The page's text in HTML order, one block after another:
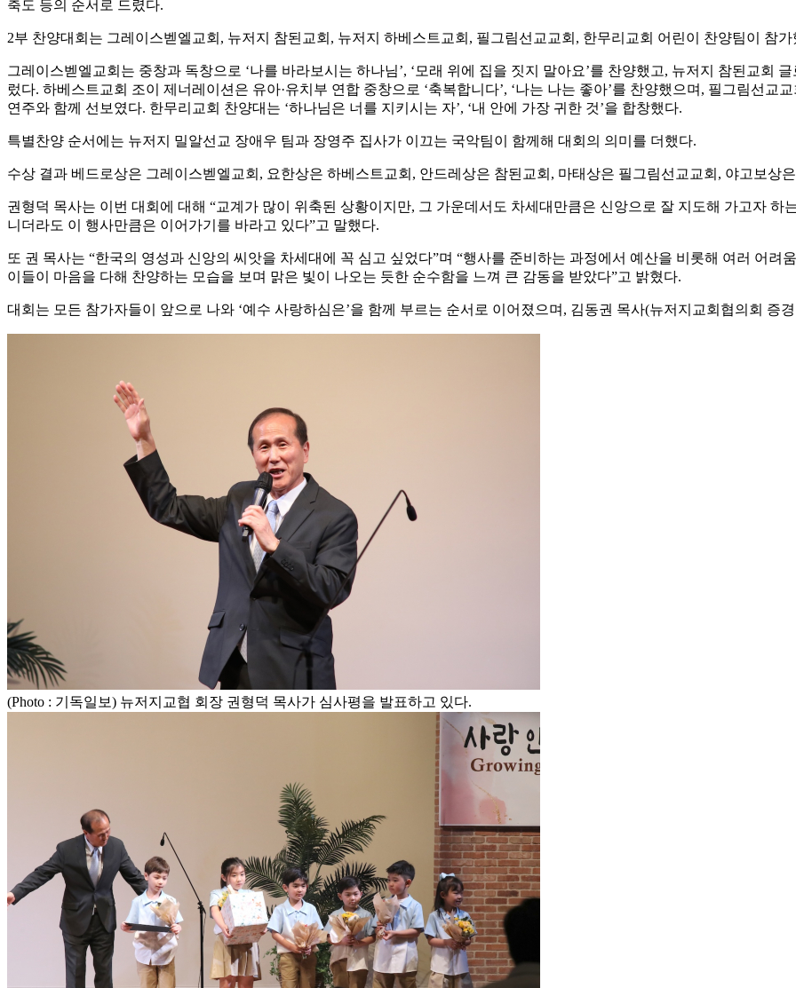
축도 등의 순서로 드렸다.
2부 찬양대회는 그레이스벧엘교회, 뉴저지 참된교회, 뉴저지 하베스트교회, 필그림선교교회, 한무리교회 어린이 찬양팀이 참가
그레이스벧엘교회는 중창과 독창으로 ‘나를 바라보시는 하나님’, ‘모래 위에 집을 짓지 말아요’를 찬양했고, 뉴저지 참된교회
렀다. 하베스트교회 조이 제너레이션은 유아·유치부 연합 중창으로 ‘축복합니다’, ‘나는 나는 좋아’를 찬양했으며, 필그림선교
연주와 함께 선보였다. 한무리교회 찬양대는 ‘하나님은 너를 지키시는 자’, ‘내 안에 가장 귀한 것’을 합창했다.
특별찬양 순서에는 뉴저지 밀알선교 장애우 팀과 장영주 집사가 이끄는 국악팀이 함께해 대회의 의미를 더했다.
수상 결과 베드로상은 그레이스벧엘교회, 요한상은 하베스트교회, 안드레상은 참된교회, 마태상은 필그림선교교회, 야고보상
권형덕 목사는 이번 대회에 대해 “교계가 많이 위축된 상황이지만, 그 가운데서도 차세대만큼은 신앙으로 잘 지도해 가고자 하
니더라도 이 행사만큼은 이어가기를 바라고 있다”고 말했다.
또 권 목사는 “한국의 영성과 신앙의 씨앗을 차세대에 꼭 심고 싶었다”며 “행사를 준비하는 과정에서 예산을 비롯해 여러 어
이들이 마음을 다해 찬양하는 모습을 보며 맑은 빛이 나오는 듯한 순수함을 느껴 큰 감동을 받았다”고 밝혔다.
대회는 모든 참가자들이 앞으로 나와 ‘예수 사랑하심은’을 함께 부르는 순서로 이어졌으며, 김동권 목사(뉴저지교회협의회 증
(Photo : 기독일보) 뉴저지교협 회장 권형덕 목사가 심사평을 발표하고 있다.